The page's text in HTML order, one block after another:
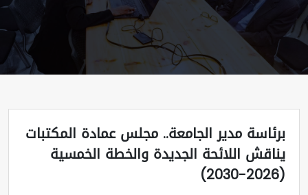
مدير الجامعة.. مجلس عمادة المكتبات
اللائحة الجديدة والخطة الخمسية